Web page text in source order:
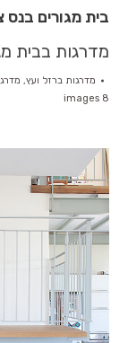
בית מגורים בנס
מדרגות בבית
מדרגות ברזל ועץ,
8 images